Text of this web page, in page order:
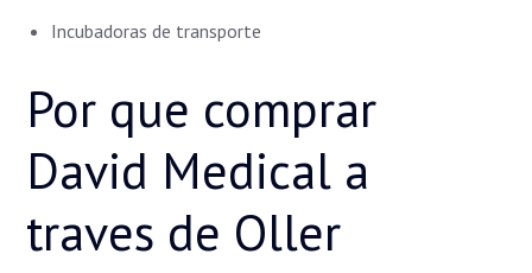
Incubadoras de transporte
Por que comprar
David Medical a
traves de Oller